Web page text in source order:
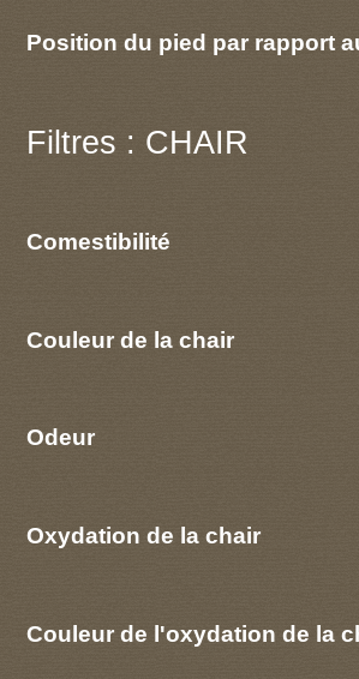
Position du pied par rapport
Filtres : CHAIR
Comestibilité
Couleur de la chair
Odeur
Oxydation de la chair
Couleur de l'oxydation de la